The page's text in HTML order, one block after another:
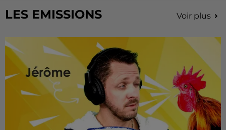
LES EMISSIONS Voir plus